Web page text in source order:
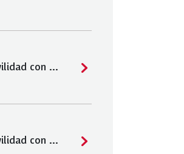
Puente Alto: recorridos de Red Movilidad con desvíos por obras de pavimentación en Ejército Libertador con Sargento Menadier
Puente Alto: recorridos de Red Movilidad con desvíos por obras en Parque del Arrayán y Rengifo